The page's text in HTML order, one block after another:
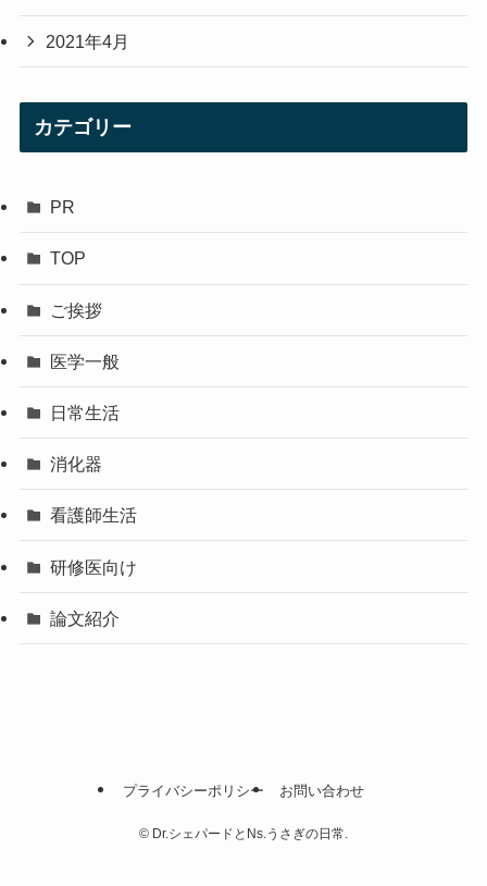
2021年4月
カテゴリー
PR
TOP
ご挨拶
医学一般
日常生活
消化器
看護師生活
研修医向け
論文紹介
プライバシーポリシー お問い合わせ
© Dr.シェパードとNs.うさぎの日常.